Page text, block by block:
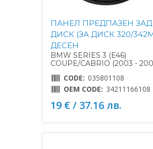
ПАНЕЛ ПРЕДПАЗЕН
ДИСК (ЗА ДИСК 320/
ДЕСЕН
BMW SERIES 3 (E46)
COUPE/CABRIO (2003 -
CODE: 035801108
OEM CODE: 34211166108
19 € / 37.16 лв.